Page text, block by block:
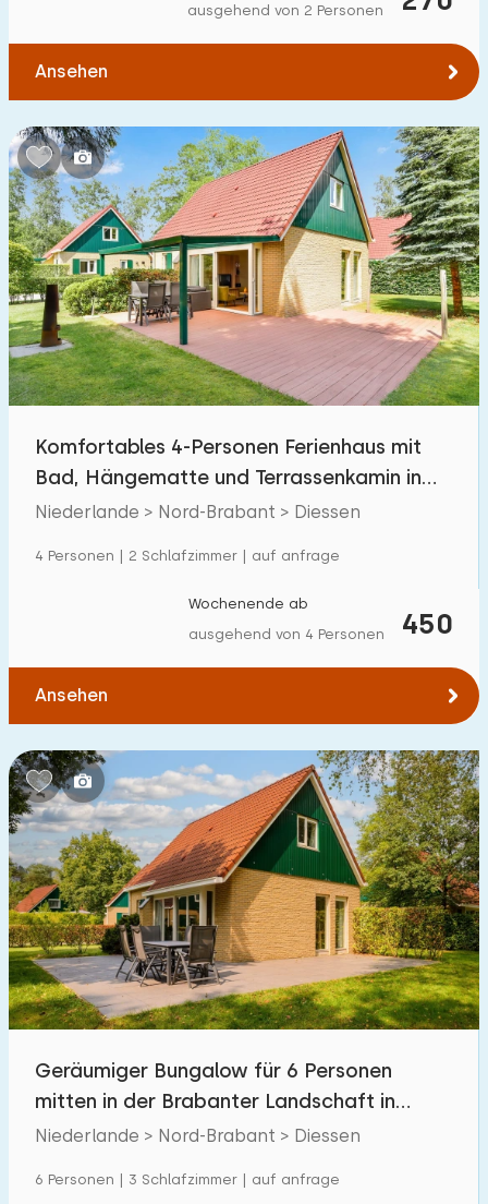
Rollstuhlgerecht
Hilfsmittel
ausgehend von 2 Personen
Ansehen
Komfortables 4-Personen Ferienhaus mit
Bad, Hängematte und Terrassenkamin in
Nordbrabant
Niederlande > Nord-Brabant > Diessen
4 Personen | 2 Schlafzimmer | auf anfrage
450
Wochenende ab
ausgehend von 4 Personen
Ansehen
Geräumiger Bungalow für 6 Personen
mitten in der Brabanter Landschaft in
Diessen-Baarschot
Niederlande > Nord-Brabant > Diessen
6 Personen | 3 Schlafzimmer | auf anfrage